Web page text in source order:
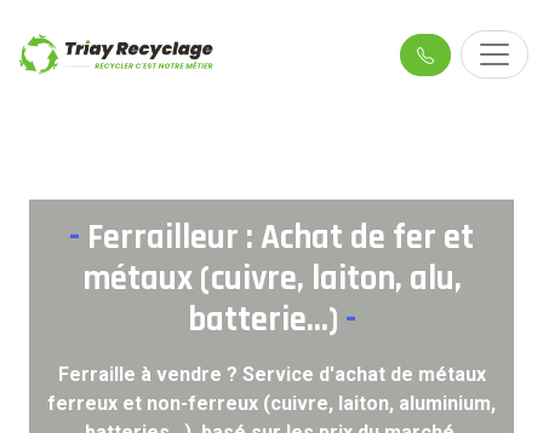
- Ferrailleur : Achat de fer et
métaux (cuivre, laiton, alu,
batterie...) -
Ferraille à vendre ? Service d'achat de métaux
ferreux et non-ferreux (cuivre, laiton, aluminium,